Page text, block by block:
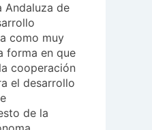
las
Andaluza de
como muy
forma en que
cooperación
el desarrollo
de la